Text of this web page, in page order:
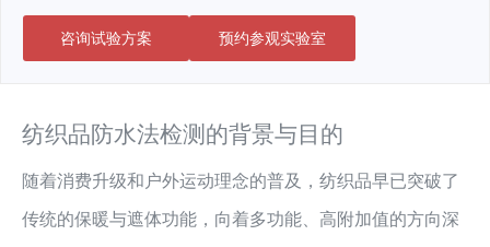
咨询试验方案 预约参观实验室
纺织品防水法检测的背景与目的
随着消费升级和户外运动理念的普及，纺织品早已突破了
传统的保暖与遮体功能，向着多功能、高附加值的方向深